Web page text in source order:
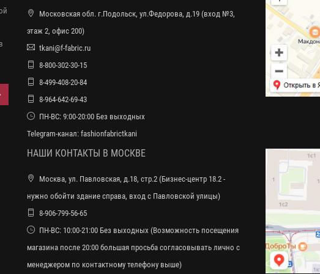
Московская обл. г.Подольск, ул.Федорова, д.19 (вход №3,
этаж 2, офис 200)
tkani@f-fabric.ru
8-800-302-30-15
8-499-408-20-84
8-964-642-69-43
ПН-ВС: 9:00-20:00 Без выходных
Telegram-канал: fashionfabrictkani
НАШИ КОНТАКТЫ В МОСКВЕ
Москва, ул. Павловская, д.18, стр.2 (Бизнес-центр 18.2 -
нужно обойти здание справа, вход с Павловской улицы)
8-906-799-56-65
ПН-ВС: 10:00-21:00 Без выходных (Возможность посещения
магазина после 20:00 большая просьба согласовывать лично с
менеджером по контактному телефону выше)